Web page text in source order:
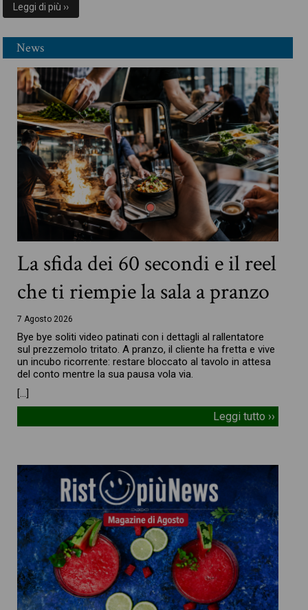
Leggi di più ››
News
La sfida dei 60 secondi e il reel
che ti riempie la sala a pranzo
7 Agosto 2026
Bye bye soliti video patinati con i dettagli al rallentatore
sul prezzemolo tritato. A pranzo, il cliente ha fretta e vive
un incubo ricorrente: restare bloccato al tavolo in attesa
del conto mentre la sua pausa vola via.
[…]
Leggi tutto ››